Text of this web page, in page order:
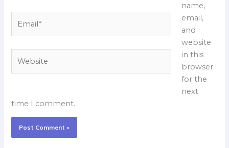
name,
email,
and
website
in this
browser
for the
next
time I comment.